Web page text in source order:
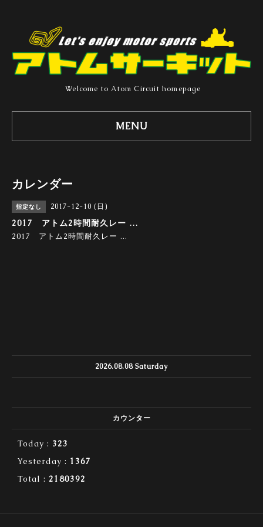
Welcome to Atom Circuit homepage
MENU
カレンダー
指定なし 2017-12-10 (日)
2017 アトム2時間耐久レー …
2017 アトム2時間耐久レー …
2026.08.08 Saturday
カウンター
Today : 323
Yesterday : 1367
Total : 2180392